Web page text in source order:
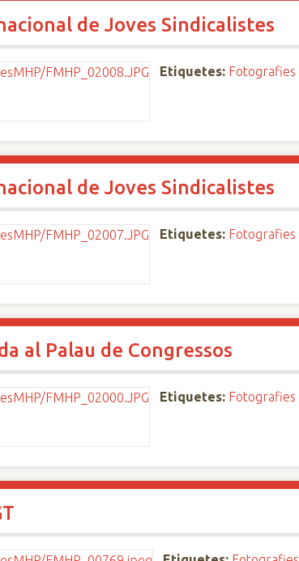
de Joves Sindicalistes
Etiquetes: Fotografies
de Joves Sindicalistes
Etiquetes: Fotografies
al Palau de Congressos
Etiquetes: Fotografies